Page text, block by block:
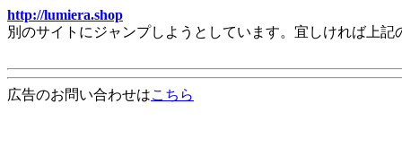
http://lumiera.shop
別のサイトにジャンプしようとしています。宜しければ上
広告のお問い合わせはこちら